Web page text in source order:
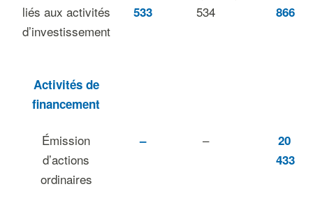
liés aux activités
d’investissement
533
534
866
Activités de
financement
Émission
d’actions
ordinaires
– –
20
433